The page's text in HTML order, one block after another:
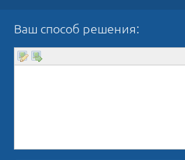
Ваш способ решения: